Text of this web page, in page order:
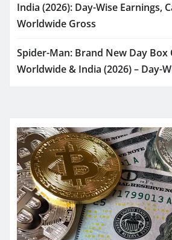
India (2026): Day-Wise Earnings,
Worldwide Gross
Spider-Man: Brand New Day Box
Worldwide & India (2026) – Day-